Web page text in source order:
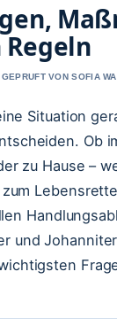
VON SOFIA
Situation
Ob
zu Hause –
und